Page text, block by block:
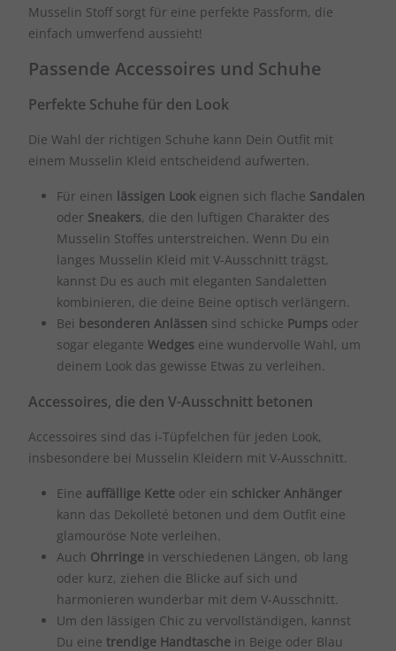
Musselin Stoff sorgt für eine perfekte Passform, die
einfach umwerfend aussieht!
Passende Accessoires und Schuhe
Perfekte Schuhe für den Look
Die Wahl der richtigen Schuhe kann Dein Outfit mit
einem Musselin Kleid entscheidend aufwerten.
Für einen lässigen Lookeignen sich flache Sandalen
oder Sneakers, die den luftigen Charakter des
Musselin Stoffes unterstreichen. Wenn Du ein
langes Musselin Kleid mit V-Ausschnitt trägst,
kannst Du es auch mit eleganten Sandaletten
kombinieren, die deine Beine optisch verlängern.
Bei besonderen Anlässen sind schicke Pumps oder
sogar elegante Wedges eine wundervolle Wahl, um
deinem Look das gewisse Etwas zu verleihen.
Accessoires, die den V-Ausschnitt betonen
Accessoires sind das i-Tüpfelchen für jeden Look,
insbesondere bei Musselin Kleidern mit V-Ausschnitt.
Eine auffällige Kette oder ein schicker Anhänger
kann das Dekolleté betonen und dem Outfit eine
glamouröse Note verleihen.
Auch Ohrringe in verschiedenen Längen, ob lang
oder kurz, ziehen die Blicke auf sich und
harmonieren wunderbar mit dem V-Ausschnitt.
Um den lässigen Chic zu vervollständigen, kannst
Du eine trendige Handtasche in Beige oder Blau